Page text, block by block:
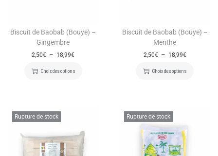
Biscuit de Baobab (Bouye) –
Gingembre
2,50€ – 18,99€
Choix des options
Biscuit de Baobab (Bouye) –
Menthe
2,50€ – 18,99€
Choix des options
Rupture de stock Rupture de stock